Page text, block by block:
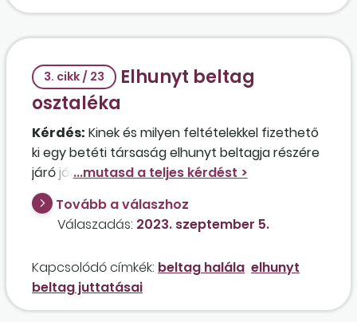
3. cikk / 23
Elhunyt beltag
osztaléka
Kérdés: Kinek és milyen feltételekkel fizethető
ki egy betéti társaság elhunyt beltagja részére
járó jóváhagyott osztalék abban az esetben,
ha az összeg nem szerepelt a hagyatékban,
illetve az elhunyt adóhatóság által elkészített
személyijövedelemadó-bevallásában sem?
esetben?
Tovább a válaszhoz
Válaszadás: 2023. szeptember 5.
Kapcsolódó címkék: beltag halála elhunyt
beltag juttatásai